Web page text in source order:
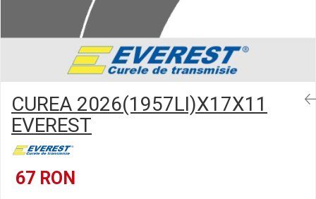
Electrice
Caroserie
Sasiu
Tractor Fiat 415
Semnalizari pozitii si stopuri
Bec feston/soffitte
CUREA 2026(1957LI)X17X11
EVEREST
67 RON